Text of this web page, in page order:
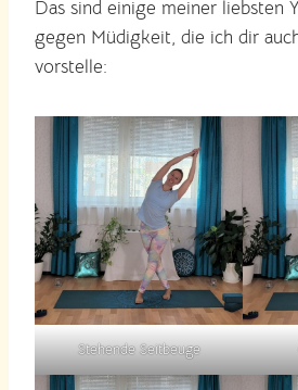
Das sind einige meiner liebsten
gegen Müdigkeit, die ich dir
vorstelle:
Stehende Seitbeuge